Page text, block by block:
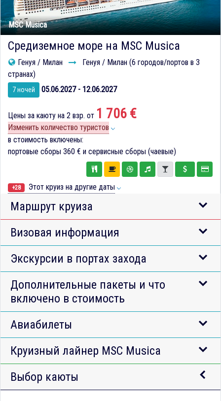
MSC Musica
Средиземное море на MSC Musica
Генуя / Милан
Генуя / Милан (6 городов/портов в 3
странах)
7 ночей 05.06.2027 - 12.06.2027
Цены за каюту на 2 взр. от 1 706 €
Изменить количество туристов
в стоимость включены:
портовые сборы 360 € и сервисные сборы (чаевые)
+28 Этот круиз на другие даты
Маршрут круиза
Визовая информация
Экскурсии в портах захода
Дополнительные пакеты и что
включено в стоимость
Авиабилеты
Круизный лайнер MSC Musica
Выбор каюты